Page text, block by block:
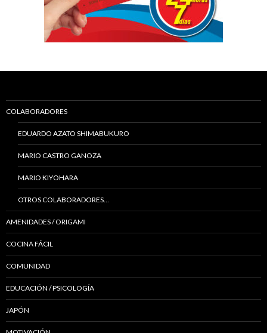
COLABORADORES
EDUARDO AZATO SHIMABUKURO
MARIO CASTRO GANOZA
MARIO KIYOHARA
OTROS COLABORADORES…
AMENIDADES / ORIGAMI
COCINA FÁCIL
COMUNIDAD
EDUCACIÓN / PSICOLOGÍA
JAPÓN